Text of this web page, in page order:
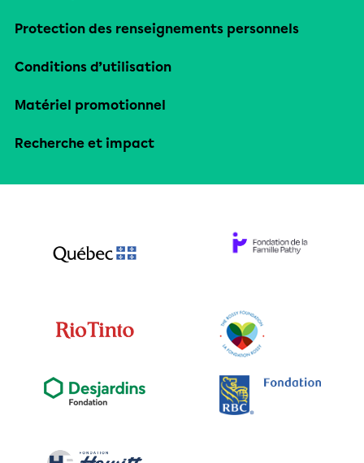
Protection des renseignements personnels
Conditions d’utilisation
Matériel promotionnel
Recherche et impact